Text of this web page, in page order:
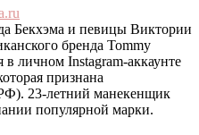
Бекхэма и певицы Виктории
бренда Tommy
личном Instagram-аккаунте
признана
23-летний манекенщик
популярной марки.